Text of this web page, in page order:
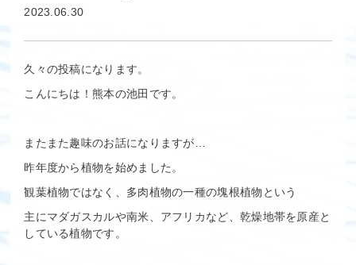
2023.06.30
久々の投稿になります。
こんにちは！熊本の池田です。
またまた趣味のお話になりますが…
昨年度から植物を始めました。
観葉植物ではなく、多肉植物の一種の塊根植物という
主にマダガスカルや南米、アフリカなど、乾燥地帯を原産と
している植物です。